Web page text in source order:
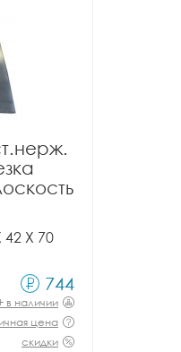
X 70
744
в наличии
цена
скидки